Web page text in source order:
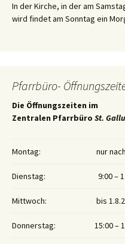
In der Kirche, in der am
wird findet am Sonntag ein
Pfarrbüro-
Die Öffnungszeiten im
Zentralen Pfarrbüro St.
Montag: nur
Dienstag: 9:00 –
Mittwoch: bis
Donnerstag: 15:00 –